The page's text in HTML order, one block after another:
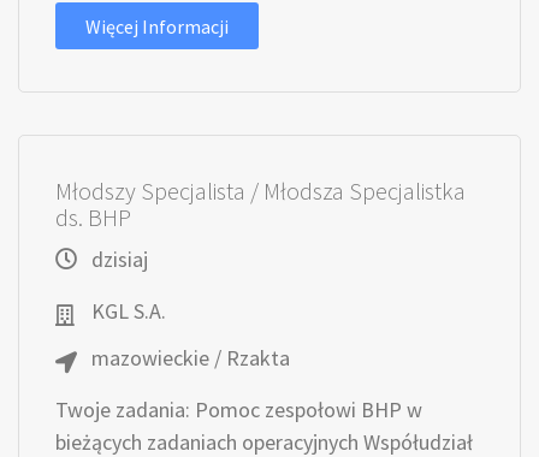
Więcej Informacji
Młodszy Specjalista / Młodsza Specjalistka
ds. BHP
dzisiaj
KGL S.A.
mazowieckie / Rzakta
Twoje zadania: Pomoc zespołowi BHP w
bieżących zadaniach operacyjnych Współudział